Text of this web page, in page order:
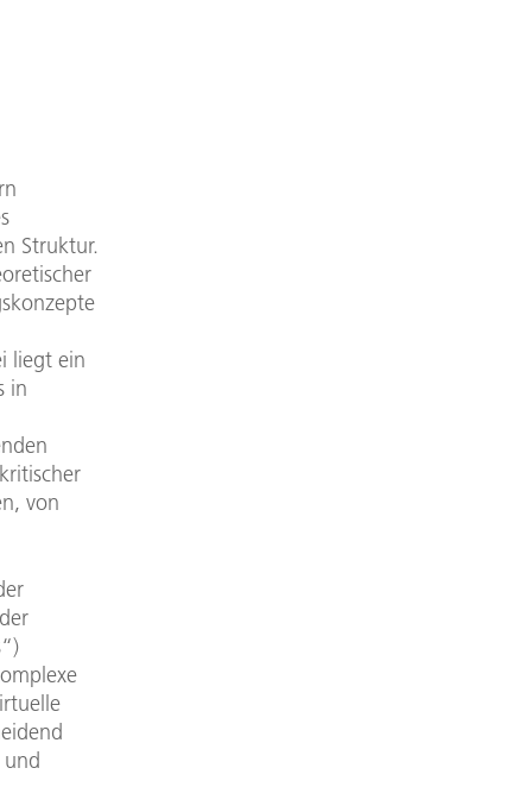
Struktur.
liegt ein
in
von